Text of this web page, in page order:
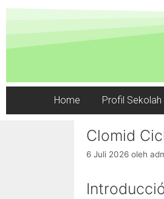
Home Profil Sekolah
Clomid
6 Juli 2026 oleh